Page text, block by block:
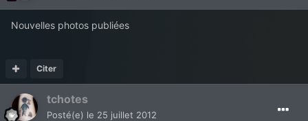
Nouvelles photos publiées
Citer
tchotes
Posté(e) le 25 juillet 2012